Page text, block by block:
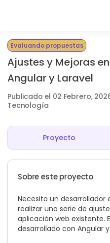
Evaluando propuestas
Ajustes y Mejoras
Angular y Laravel
Publicado el 02 Febrero,
Tecnología
Proyecto
Sobre este proyecto
Necesito un desarrollador
realizar una serie de
aplicación web existente.
desarrollado con Angular